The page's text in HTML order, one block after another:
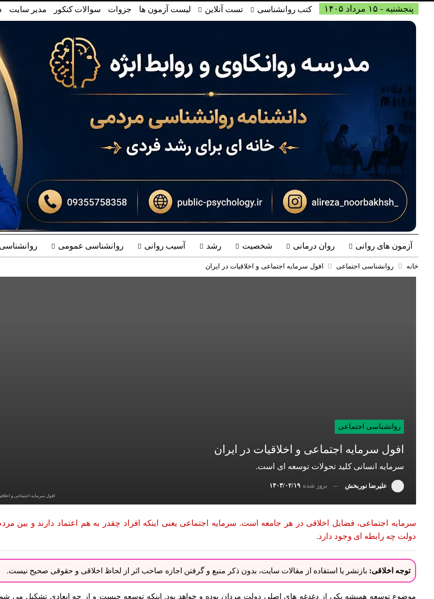
پنجشنبه - ۱۵ مرداد ۱۴۰۵ کتب روانشناسی تست آنلاین لیست آزمون ها جزوات سوالات کنکور مدیر سایت
آزمون های روانی روان درمانی شخصیت رشد آسیب روانی روانشناسی عمومی روانشناسی
خانه روانشناسی اجتماعی افول سرمایه اجتماعی و اخلاقیات در ایران
روانشناسی اجتماعی
افول سرمایه اجتماعی و اخلاقیات در ایران
سرمایه انسانی کلید تحولات توسعه ای است.
علیرضا نوربخش بروز شده ۱۴۰۳/۰۲/۱۹
افول سرمایه اجتماعی و
سرمایه اجتماعی، فضایل اخلاقی در هر جامعه است. سرمایه اجتماعی یعنی اینکه افراد چقدر به هم اعتماد دارند و بین
دولت چه رابطه ای وجود دارد.
توجه اخلاقی: بازنشر یا استفاده از مقالات سایت، بدون ذکر منبع و گرفتن اجازه صاحب اثر از لحاظ اخلاقی و حقوقی صحیح نیست.
موضوع توسعه همیشه یکی از دغدغه های اصلی دولت مردان بوده و خواهد بود. اینکه توسعه چیست و از چه ابعادی تشکیل می